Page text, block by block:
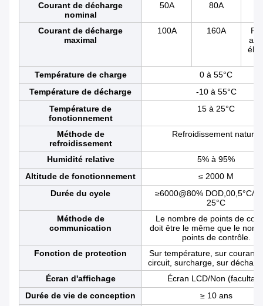
Courant de décharge
nominal
50A 80A
Courant de décharge
maximal
100A 160A
Température de charge
0 à 55°C
Température de décharge
-10 à 55°C
Température de
fonctionnement
15 à 25°C
Méthode de
refroidissement
Refroidissement naturel
Humidité relative
5% à 95%
Altitude de fonctionnement
≤ 2000 M
Durée du cycle
≥6000@80% DOD,00,5°C/
25°C
Méthode de
communication
Le nombre de points de
doit être le même que le
points de contrôle.
Fonction de protection
Sur température, sur courant,
circuit, surcharge, sur
Écran d'affichage
Écran LCD/Non
Durée de vie de conception
≥ 10 ans